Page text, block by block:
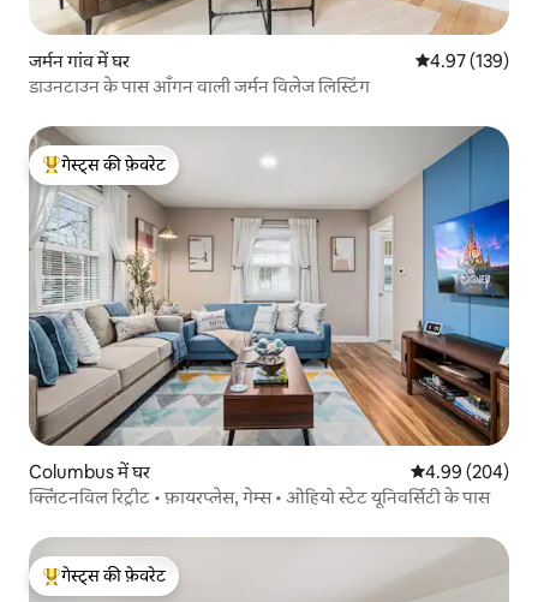
जर्मन गांव में घर औसत रेटिंग 5 में से
4.97 (139)
डाउनटाउन के पास आँगन वाली जर्मन विलेज लिस्टिंग
गेस्ट्स का टॉप फ़ेवरेट
गेस्ट्स की फ़ेवरेट
Columbus में घर औसत रेटिंग 5 में से
4.99 (204)
क्लिंटनविल रिट्रीट • फ़ायरप्लेस, गेम्स • ओहियो स्टेट यूनिवर्सिटी के पास
गेस्ट्स का टॉप फ़ेवरेट
गेस्ट्स की फ़ेवरेट